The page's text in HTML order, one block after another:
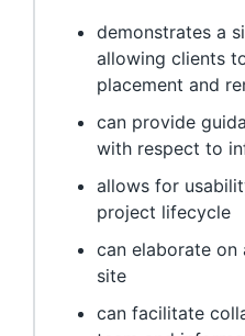
demonstrates a
allowing clients
placement and
can provide
with respect to
allows for
project lifecycle
can elaborate on
site
can facilitate